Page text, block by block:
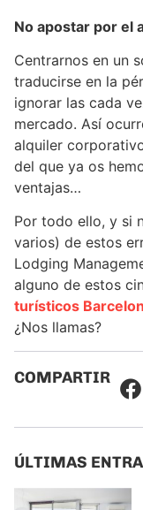
No apostar por el
Centrarnos en un
traducirse en la
ignorar las cada
mercado. Así
alquiler
del que ya os
ventajas…
Por todo ello, y si
varios) de estos
Lodging
alguno de estos
turísticos
¿Nos llamas?
COMPARTIR
ÚLTIMAS